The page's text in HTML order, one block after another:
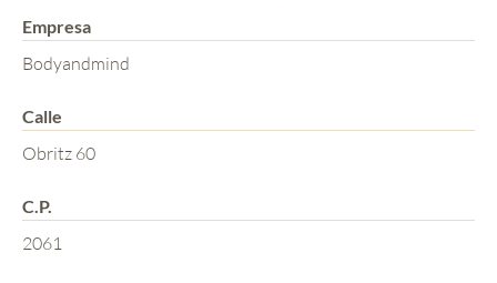
Empresa
Bodyandmind
Calle
Obritz 60
C.P.
2061